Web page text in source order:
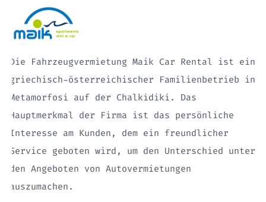
Die Fahrzeugvermietung Maik Car Rental ist ein
griechisch-österreichischer Familienbetrieb in
Metamorfosi auf der Chalkidiki. Das
Hauptmerkmal der Firma ist das persönliche
Interesse am Kunden, dem ein freundlicher
Service geboten wird, um den Unterschied unter
den Angeboten von Autovermietungen
auszumachen.